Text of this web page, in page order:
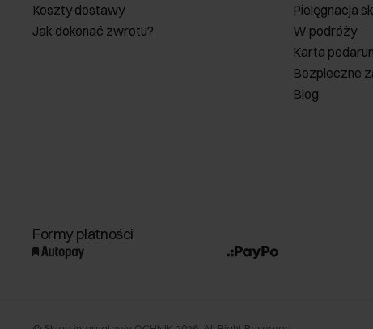
Koszty dostawy
Jak dokonać zwrotu?
Pielęgnacja
W podróży
Karta
Bezpieczne
Blog
Formy płatności